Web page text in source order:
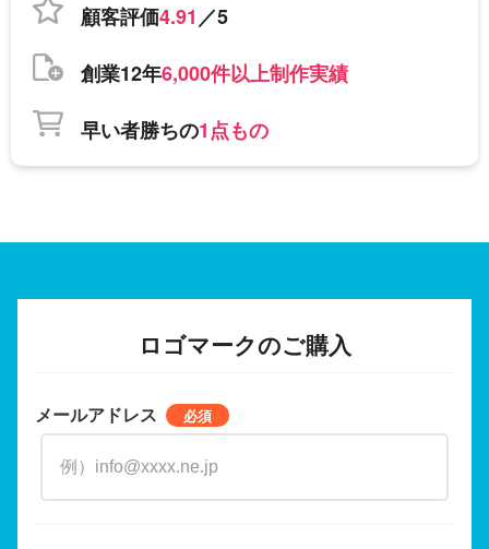
顧客評価4.91／5
創業12年6,000件以上制作実績
早い者勝ちの1点もの
ロゴマークのご購入
メールアドレス